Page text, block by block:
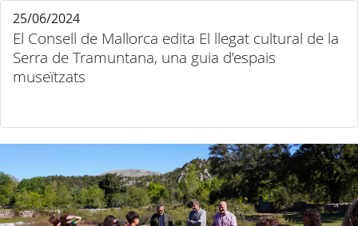
El Consell de Mallorca edita El llegat cultural de la
Serra de Tramuntana, una guia d’espais
museïtzats
25/06/2024